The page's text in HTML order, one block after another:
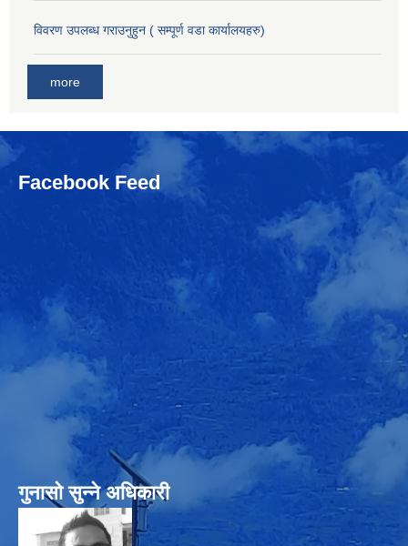
विवरण उपलब्ध गराउनुहुन ( सम्पूर्ण वडा कार्यालयहरु)
more
Facebook Feed
गुनासो सुन्‍ने अधिकारी